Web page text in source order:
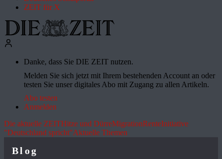
ZEIT für X
Danke, dass Sie DIE ZEIT nutzen.
Melden Sie sich jetzt mit Ihrem bestehenden Account an oder
testen Sie unser digitales Abo mit Zugang zu allen Artikeln.
Abo testen
Anmelden
Die aktuelle ZEITHitze und DürreMigrationRenteInitiative
"Deutschland spricht"Aktuelle Themen
Blog